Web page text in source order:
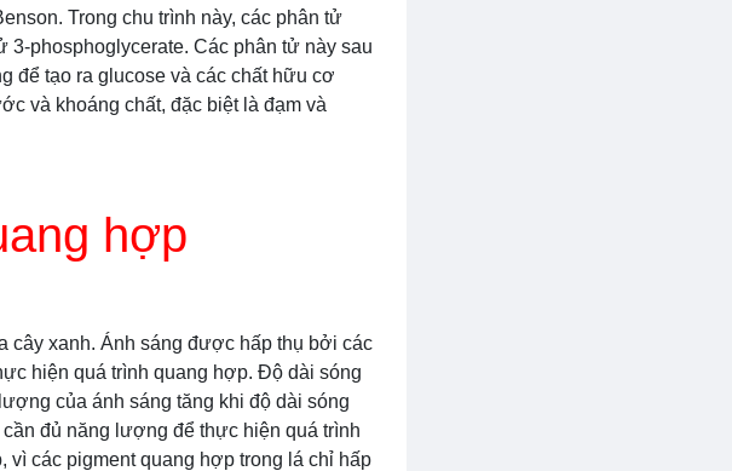
Trong chu trình này, các phân tử
phosphoglycerate. Các phân tử này sau
để tạo ra glucose và các chất hữu cơ
và khoáng chất, đặc biệt là đạm và
hợp
cây xanh. Ánh sáng được hấp thụ bởi các
hiện quá trình quang hợp. Độ dài sóng
của ánh sáng tăng khi độ dài sóng
đủ năng lượng để thực hiện quá trình
các pigment quang hợp trong lá chỉ hấp